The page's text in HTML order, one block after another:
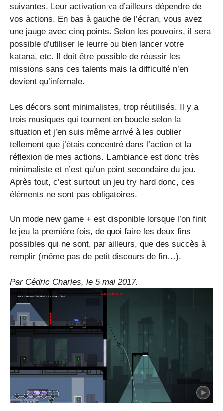
suivantes. Leur activation va d’ailleurs dépendre de
vos actions. En bas à gauche de l’écran, vous avez
une jauge avec cinq points. Selon les pouvoirs, il sera
possible d’utiliser le leurre ou bien lancer votre
katana, etc. Il doit être possible de réussir les
missions sans ces talents mais la difficulté n’en
devient qu’infernale.
Les décors sont minimalistes, trop réutilisés. Il y a
trois musiques qui tournent en boucle selon la
situation et j’en suis même arrivé à les oublier
tellement que j’étais concentré dans l’action et la
réflexion de mes actions. L’ambiance est donc très
minimaliste et n’est qu’un point secondaire du jeu.
Après tout, c’est surtout un jeu try hard donc, ces
éléments ne sont pas obligatoires.
Un mode new game + est disponible lorsque l’on finit
le jeu la première fois, de quoi faire les deux fins
possibles qui ne sont, par ailleurs, que des succès à
remplir (même pas de petit discours de fin…).
Par Cédric Charles, le 5 mai 2017.